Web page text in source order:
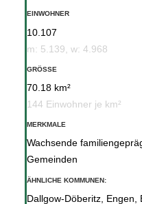
EINWOHNER
10.107
m: 5.139, w: 4.968
GRÖSSE
70.18 km²
144 Einwohner je km²
MERKMALE
Wachsende
Gemeinden
ÄHNLICHE KOMMUNEN:
Dallgow-Döberitz, Engen